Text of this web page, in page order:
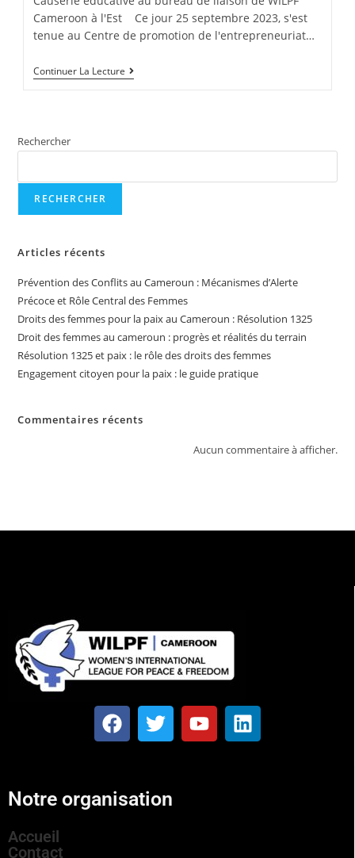
Cameroon à l'Est Ce jour 25 septembre 2023, s'est
tenue au Centre de promotion de l'entrepreneuriat…
Continuer La Lecture
Rechercher
RECHERCHER
Articles récents
Prévention des Conflits au Cameroun : Mécanismes d’Alerte
Précoce et Rôle Central des Femmes
Droits des femmes pour la paix au Cameroun : Résolution 1325
Droit des femmes au cameroun : progrès et réalités du terrain
Résolution 1325 et paix : le rôle des droits des femmes
Engagement citoyen pour la paix : le guide pratique
Commentaires récents
Aucun commentaire à afficher.
Notre organisation
Accueil
Contact